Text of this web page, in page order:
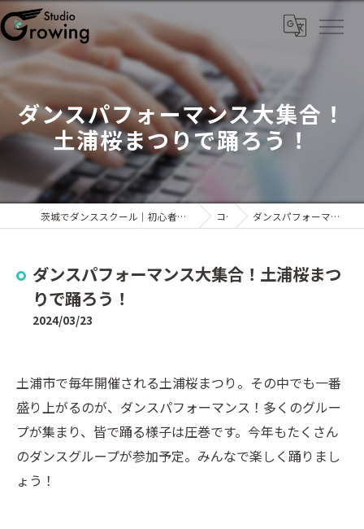
ダンスパフォーマンス大集合！
土浦桜まつりで踊ろう！
茨城でダンススクール｜初心者向け・キッズから大人までKPOPなら「Studio Growing」 コラム ダンスパフォーマンス大集合！土浦桜まつりで踊ろう！
ダンスパフォーマンス大集合！土浦桜まつ
りで踊ろう！
2024/03/23
土浦市で毎年開催される土浦桜まつり。その中でも一番
盛り上がるのが、ダンスパフォーマンス！多くのグルー
プが集まり、皆で踊る様子は圧巻です。今年もたくさん
のダンスグループが参加予定。みんなで楽しく踊りまし
ょう！